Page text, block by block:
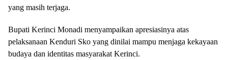
yang masih terjaga.
Bupati Kerinci Monadi menyampaikan apresiasinya atas
pelaksanaan Kenduri Sko yang dinilai mampu menjaga kekayaan
budaya dan identitas masyarakat Kerinci.